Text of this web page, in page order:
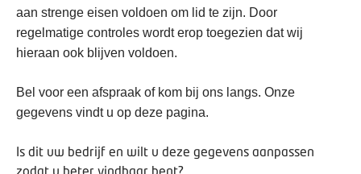
aan strenge eisen voldoen om lid te zijn. Door
regelmatige controles wordt erop toegezien dat wij
hieraan ook blijven voldoen.
Bel voor een afspraak of kom bij ons langs. Onze
gegevens vindt u op deze pagina.
Is dit uw bedrijf en wilt u deze gegevens aanpassen
zodat u beter vindbaar bent?